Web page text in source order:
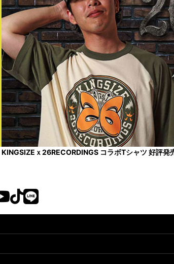
KINGSIZEｘ26RECORDINGS コラボTシャツ 好評発